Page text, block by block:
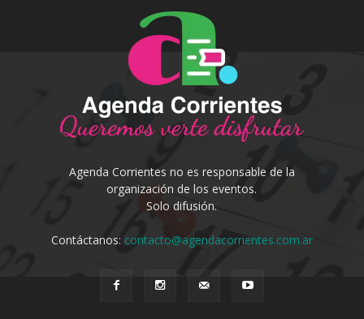
Agenda Corrientes no es responsable de la
organización de los eventos.
Solo difusión.
Contáctanos: contacto@agendacorrientes.com.ar